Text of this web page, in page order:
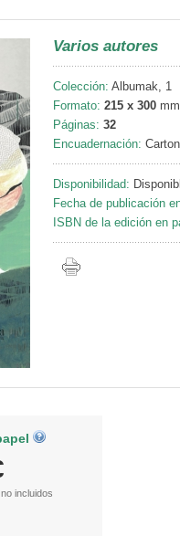
Varios autores
Colección: Albumak, 1
Formato: 215 x 300 mm
Páginas: 32
Encuadernación:
Disponibilidad:
Fecha de publicación
ISBN de la edición en
no incluidos